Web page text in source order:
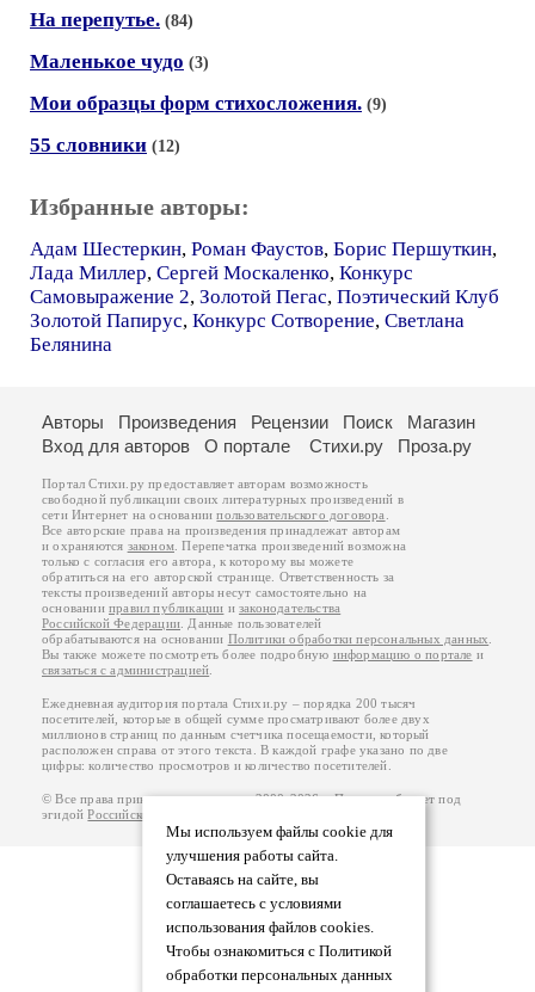
На перепутье. (84)
Маленькое чудо (3)
Мои образцы форм стихосложения. (9)
55 словники (12)
Избранные авторы:
Адам Шестеркин, Роман Фаустов, Борис Першуткин,
Лада Миллер, Сергей Москаленко, Конкурс
Самовыражение 2, Золотой Пегас, Поэтический Клуб
Золотой Папирус, Конкурс Сотворение, Светлана
Белянина
Мы используем файлы cookie для
улучшения работы сайта.
Оставаясь на сайте, вы
соглашаетесь с условиями
использования файлов cookies.
Чтобы ознакомиться с Политикой
обработки персональных данных
Авторы Произведения Рецензии Поиск
Магазин
Вход для авторов
О портале Стихи.ру Проза.ру
Портал Стихи.ру предоставляет авторам возможность
свободной публикации своих литературных произведений в
сети Интернет на основаниипользовательского договора
Все авторские права на произведения принадлежат авторам
и охраняются законом . Перепечатка произведений возможна
только с согласия его автора, к которому вы можете
обратиться на его авторской странице. Ответственность за
тексты произведений авторы несут самостоятельно на
основанииправил публикации изаконодательства
Российской Федерации . Данные пользователей
обрабатываются на основании Политики обработки персональных данных
Вы также можете посмотреть более подробную информацию о портале и
связаться с администрацией
Ежедневная аудитория портала Стихи.ру – порядка 200 тысяч
посетителей, которые в общей сумме просматривают более двух
миллионов страниц по данным счетчика посещаемости, который
расположен справа от этого текста. В каждой графе указано по две
цифры: количество просмотров и количество посетителей.
© Все права принадлежат авторам, 2000-2026. Портал работает под
эгидойРоссийского союза писателей